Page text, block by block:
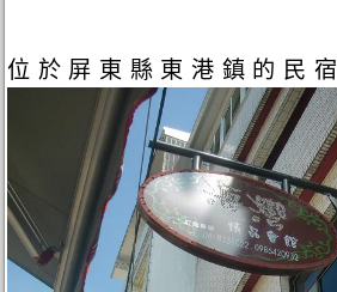
位於屏東縣東港鎮的民宿